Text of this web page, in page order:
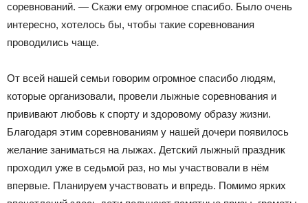
соревнований. — Скажи ему огромное спасибо. Было очень
интересно, хотелось бы, чтобы такие соревнования
проводились чаще.
От всей нашей семьи говорим огромное спасибо людям,
которые организовали, провели лыжные соревнования и
прививают любовь к спорту и здоровому образу жизни.
Благодаря этим соревнованиям у нашей дочери появилось
желание заниматься на лыжах. Детский лыжный праздник
проходил уже в седьмой раз, но мы участвовали в нём
впервые. Планируем участвовать и впредь. Помимо ярких